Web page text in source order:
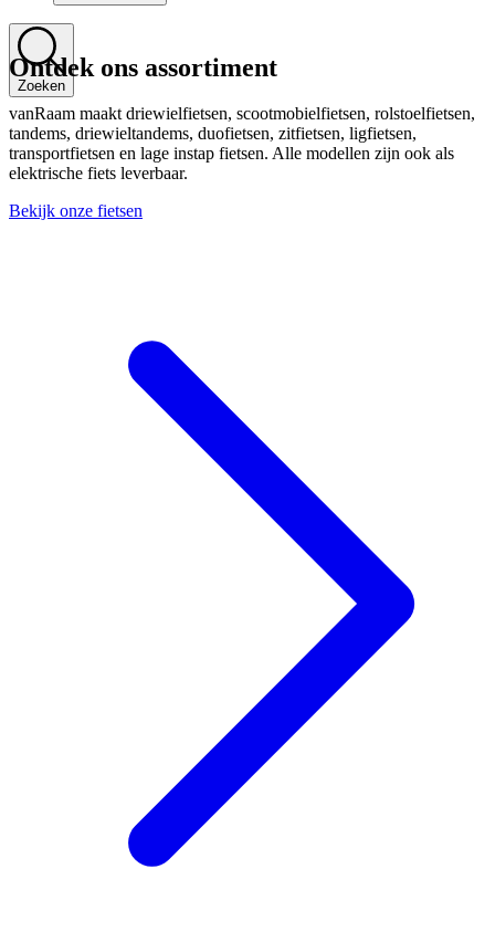
Zoeken
Ontdek ons assortiment
vanRaam maakt driewielfietsen, scootmobielfietsen, rolstoelfietsen,
tandems, driewieltandems, duofietsen, zitfietsen, ligfietsen,
transportfietsen en lage instap fietsen. Alle modellen zijn ook als
elektrische fiets leverbaar.
Bekijk onze fietsen